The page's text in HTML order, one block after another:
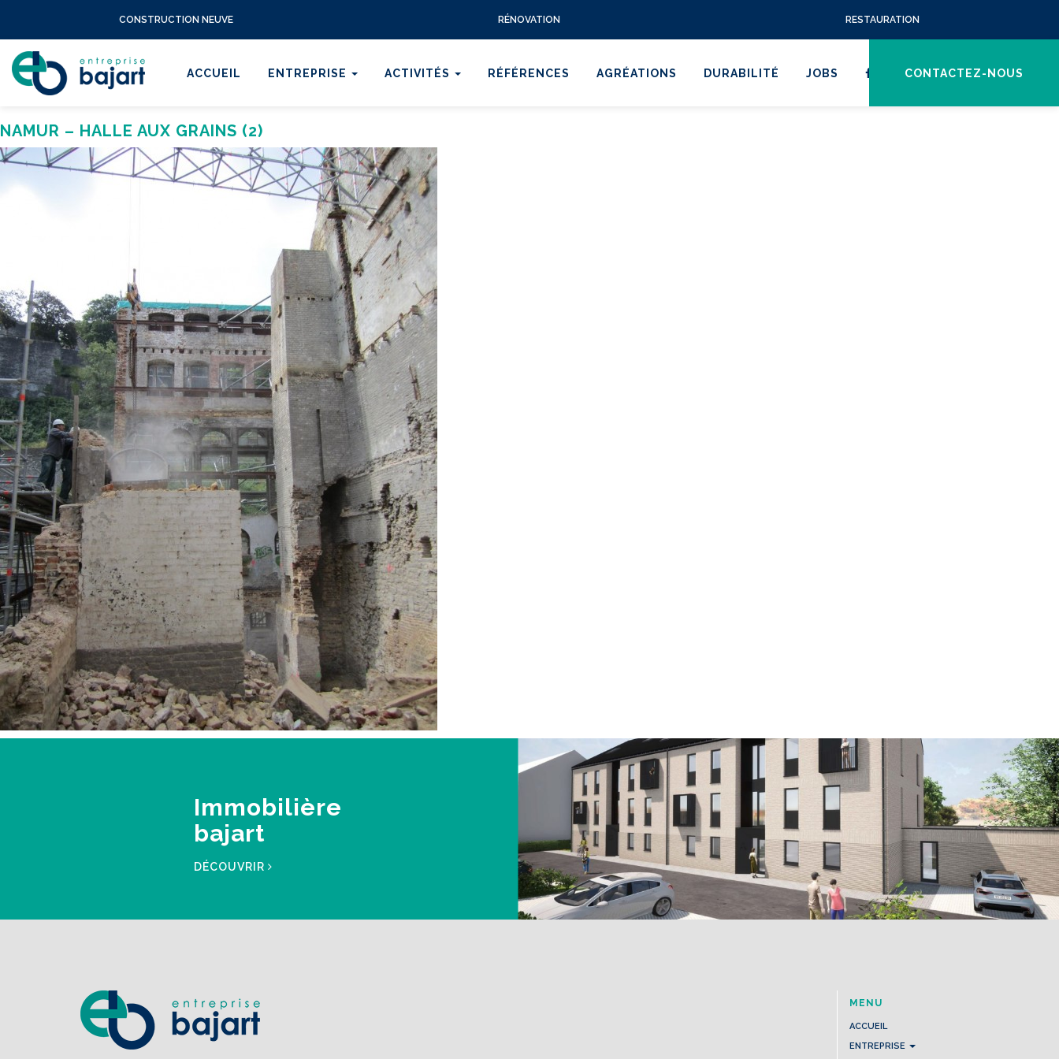
CONSTRUCTION NEUVE RÉNOVATION RESTAURATION
ACCUEIL ENTREPRISE ACTIVITÉS RÉFÉRENCES AGRÉATIONS DURABILITÉ JOBS CONTACTEZ-NOUS
NAMUR – HALLE AUX GRAINS (2)
Immobilière
bajart
DÉCOUVRIR
MENU
ACCUEIL
ENTREPRISE